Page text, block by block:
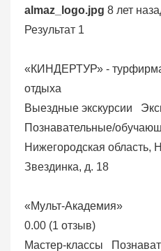
almaz_logo.jpg 8 лет
Результат 1
«КИНДЕРТУР» - турфирма
отдыха
Выездные экскурсии
Познавательные/
Нижегородская область,
Звездинка, д. 18
«Мульт-Академия»
0.00 (1 отзыв)
Мастер-классы